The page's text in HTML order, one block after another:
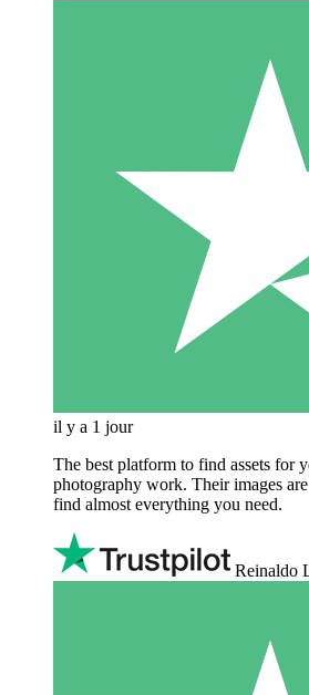
il y a 1 jour
The best platform to find assets for
photography work. Their images
find almost everything you need.
Reinaldo